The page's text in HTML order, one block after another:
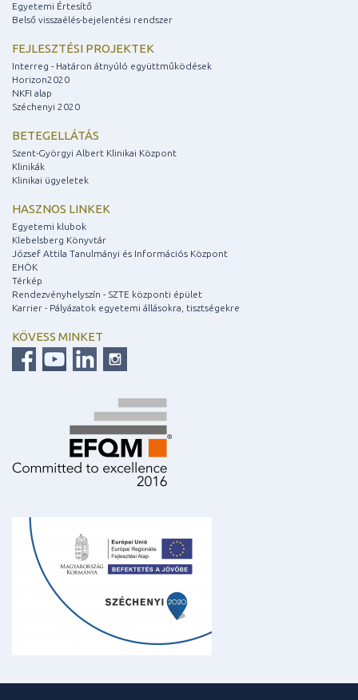
Egyetemi Értesítő
Belső visszaélés-bejelentési rendszer
FEJLESZTÉSI PROJEKTEK
Interreg - Határon átnyúló együttműködések
Horizon2020
NKFI alap
Széchenyi 2020
BETEGELLÁTÁS
Szent-Györgyi Albert Klinikai Központ
Klinikák
Klinikai ügyeletek
HASZNOS LINKEK
Egyetemi klubok
Klebelsberg Könyvtár
József Attila Tanulmányi és Információs Központ
EHÖK
Térkép
Rendezvényhelyszín - SZTE központi épület
Karrier - Pályázatok egyetemi állásokra, tisztségekre
KÖVESS MINKET